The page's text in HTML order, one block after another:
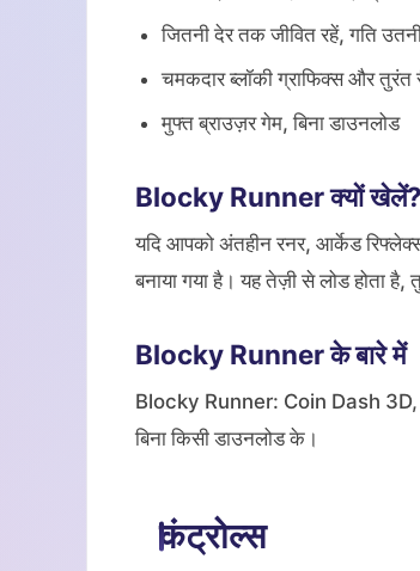
जितनी देर तक जीवित रहें, गति
चमकदार ब्लॉकी ग्राफिक्स और तुरंत
मुफ्त ब्राउज़र गेम, बिना डाउनलोड
Blocky Runner क्यों खेलें?
यदि आपको अंतहीन रनर, आर्केड
बनाया गया है। यह तेज़ी से लोड होता
Blocky Runner के बारे में
Blocky Runner: Coin Dash
बिना किसी डाउनलोड के।
कंट्रोल्स